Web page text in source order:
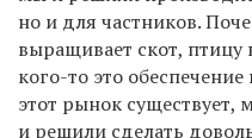
но и для частников.
выращивает скот, птицу
кого-то это
этот рынок существует,
и решили сделать